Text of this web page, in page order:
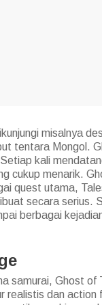
misalnya
tentara Mongol.
kali
cukup menarik.
quest utama,
secara serius.
berbagai
samurai, Ghost
realistis dan